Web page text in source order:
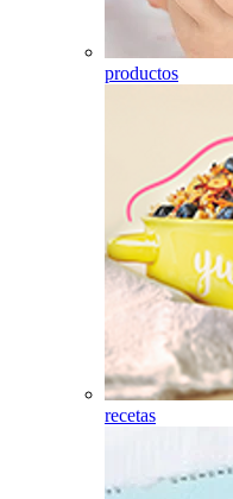
productos
recetas